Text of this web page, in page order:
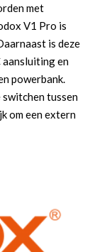
met
V1 Pro is
is deze
aansluiting en
powerbank.
switchen tussen
om een extern